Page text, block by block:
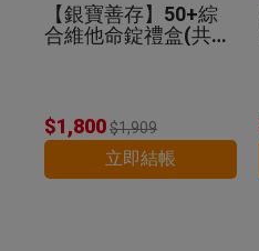
【銀寶善存】50+綜
合維他命錠禮盒(共26
$1,800$1,909
立即結帳